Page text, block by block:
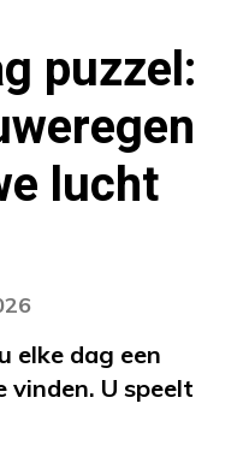
puzzel:
lucht
elke dag een
vinden. U speelt